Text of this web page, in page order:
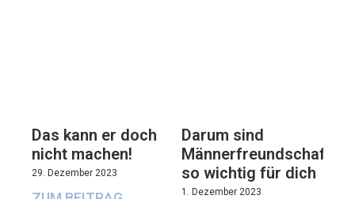
Das kann er doch
nicht machen!
29. Dezember 2023
Darum sind
Männerfreundschaften
so wichtig für dich
1. Dezember 2023